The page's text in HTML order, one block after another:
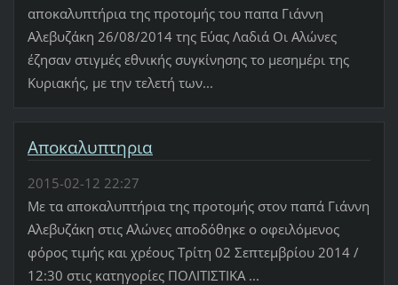
αποκαλυπτήρια της προτομής του παπα Γιάννη
Αλεβυζάκη 26/08/2014 της Εύας Λαδιά Οι Αλώνες
έζησαν στιγμές εθνικής συγκίνησης το μεσημέρι της
Κυριακής, με την τελετή των...
Αποκαλυπτηρια
2015-02-12 22:27
Με τα αποκαλυπτήρια της προτομής στον παπά Γιάννη
Αλεβυζάκη στις Αλώνες αποδόθηκε ο οφειλόμενος
φόρος τιμής και χρέους Τρίτη 02 Σεπτεμβρίου 2014 /
12:30 στις κατηγορίες ΠΟΛΙΤΙΣΤΙΚΑ ...